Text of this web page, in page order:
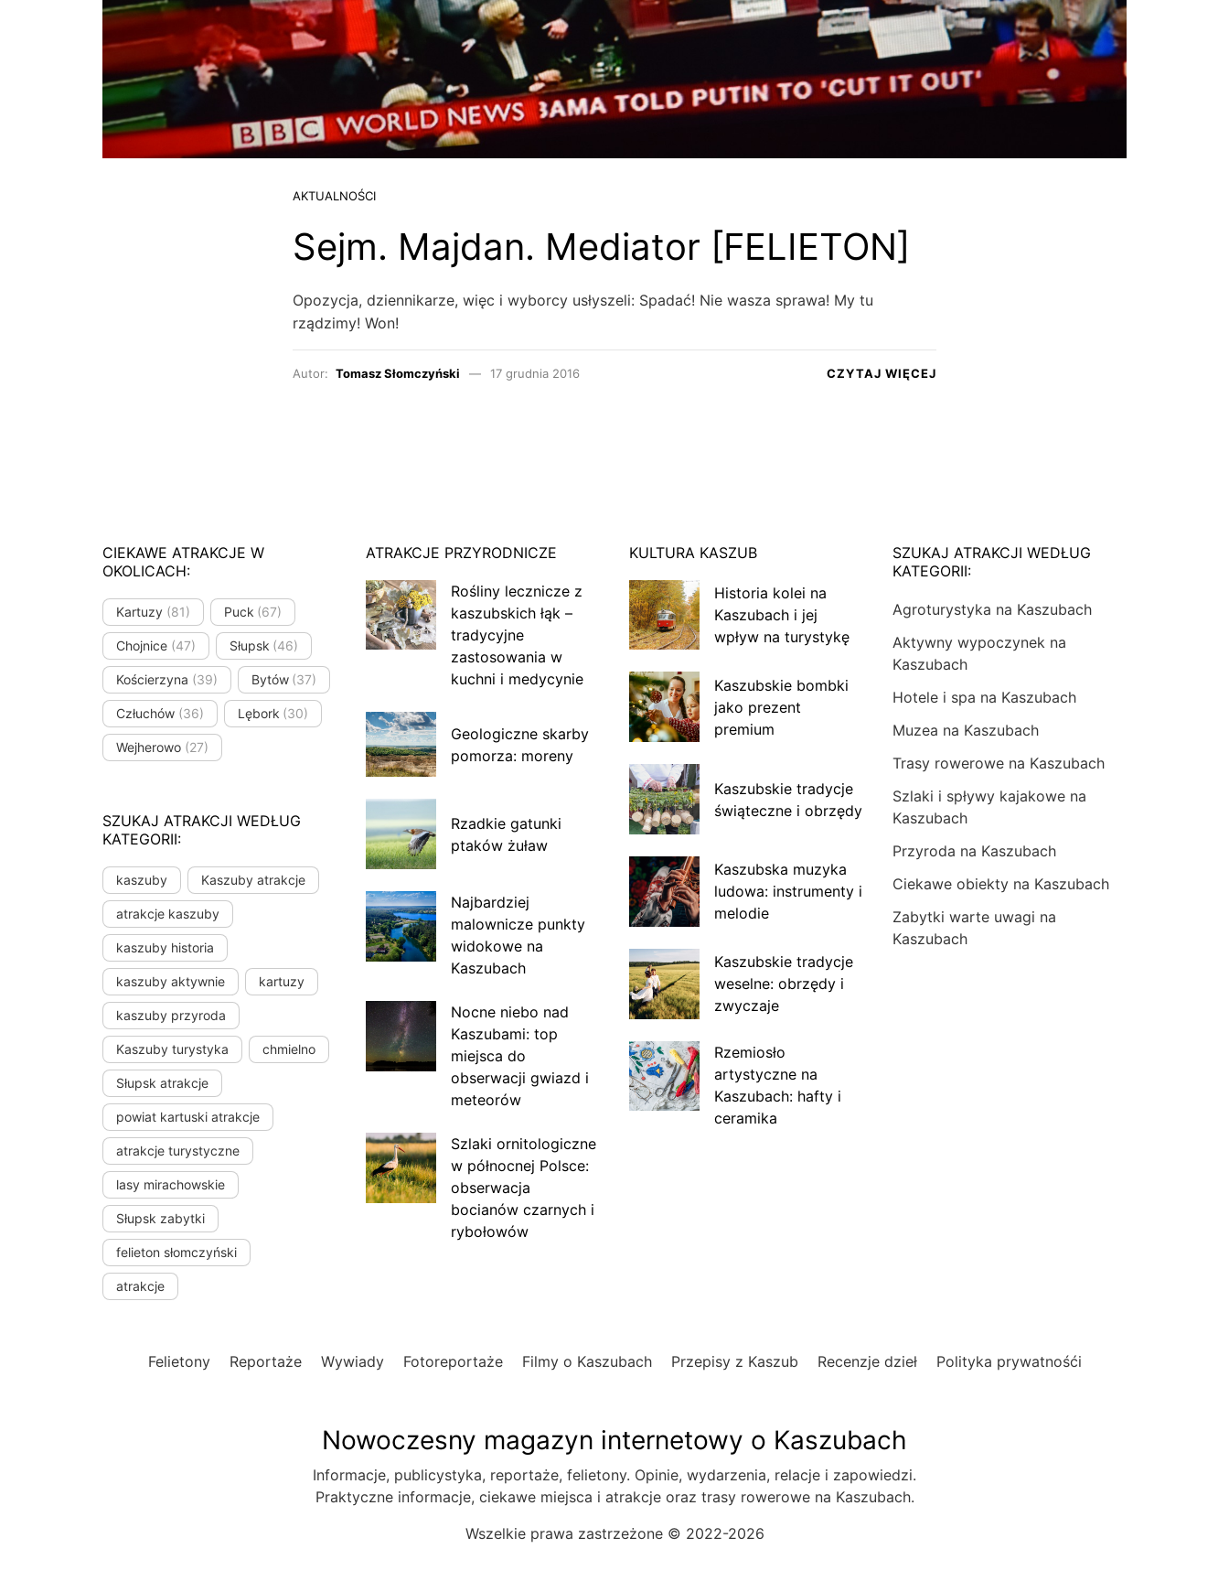
AKTUALNOŚCI
Sejm. Majdan. Mediator [FELIETON]
Opozycja, dziennikarze, więc i wyborcy usłyszeli: Spadać! Nie wasza sprawa! My tu
rządzimy! Won!
Autor: Tomasz Słomczyński 17 grudnia 2016 CZYTAJ WIĘCEJ
CIEKAWE ATRAKCJE W
OKOLICACH:
Kartuzy (81) Puck (67)
Chojnice (47) Słupsk (46)
Kościerzyna (39) Bytów (37)
Człuchów (36) Lębork (30)
Wejherowo (27)
SZUKAJ ATRAKCJI WEDŁUG
KATEGORII:
kaszuby Kaszuby atrakcje
atrakcje kaszuby
kaszuby historia
kaszuby aktywnie kartuzy
kaszuby przyroda
Kaszuby turystyka chmielno
Słupsk atrakcje
powiat kartuski atrakcje
atrakcje turystyczne
lasy mirachowskie
Słupsk zabytki
felieton słomczyński
atrakcje
ATRAKCJE PRZYRODNICZE
Rośliny lecznicze z
kaszubskich łąk –
tradycyjne
zastosowania w
kuchni i medycynie
Geologiczne skarby
pomorza: moreny
Rzadkie gatunki
ptaków żuław
Najbardziej
malownicze punkty
widokowe na
Kaszubach
Nocne niebo nad
Kaszubami: top
miejsca do
obserwacji gwiazd i
meteorów
Szlaki ornitologiczne
w północnej Polsce:
obserwacja
bocianów czarnych i
rybołowów
KULTURA KASZUB
Historia kolei na
Kaszubach i jej
wpływ na turystykę
Kaszubskie bombki
jako prezent
premium
Kaszubskie tradycje
świąteczne i obrzędy
Kaszubska muzyka
ludowa: instrumenty i
melodie
Kaszubskie tradycje
weselne: obrzędy i
zwyczaje
Rzemiosło
artystyczne na
Kaszubach: hafty i
ceramika
SZUKAJ ATRAKCJI WEDŁUG
KATEGORII:
Agroturystyka na Kaszubach
Aktywny wypoczynek na
Kaszubach
Hotele i spa na Kaszubach
Muzea na Kaszubach
Trasy rowerowe na Kaszubach
Szlaki i spływy kajakowe na
Kaszubach
Przyroda na Kaszubach
Ciekawe obiekty na Kaszubach
Zabytki warte uwagi na
Kaszubach
Felietony Reportaże Wywiady Fotoreportaże Filmy o Kaszubach Przepisy z Kaszub Recenzje dzieł Polityka prywatnośći
Nowoczesny magazyn internetowy o Kaszubach
Informacje, publicystyka, reportaże, felietony. Opinie, wydarzenia, relacje i zapowiedzi.
Praktyczne informacje, ciekawe miejsca i atrakcje oraz trasy rowerowe na Kaszubach.
Wszelkie prawa zastrzeżone © 2022-2026